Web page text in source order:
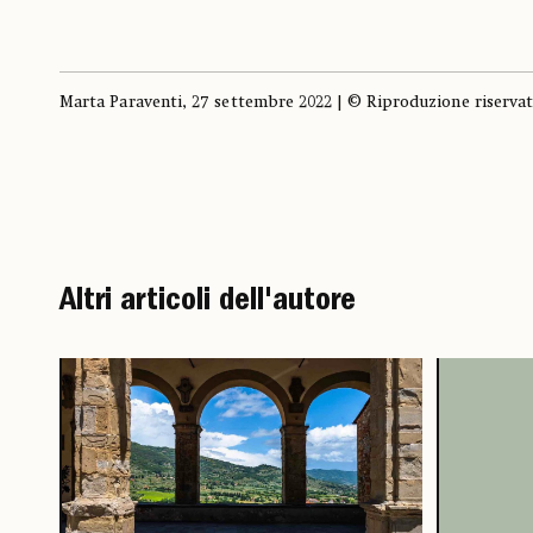
Marta Paraventi, 27 settembre 2022 | © Riproduzione
Altri articoli dell'autore